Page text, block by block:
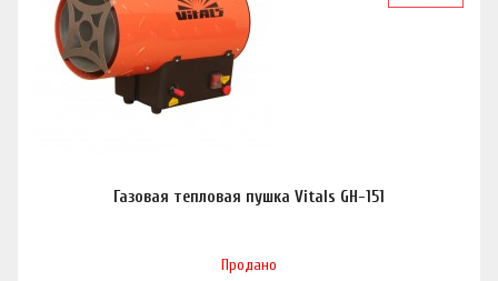
Газовая тепловая пушка Vitals GH-151
Продано